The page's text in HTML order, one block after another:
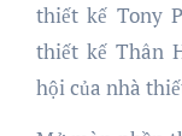
thiết kế Tony
thiết kế Thân
hội của nhà